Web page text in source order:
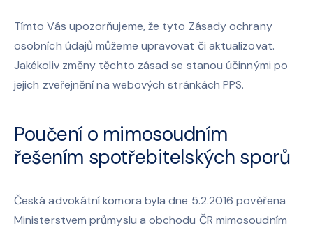
Tímto Vás upozorňujeme, že tyto Zásady ochrany
osobních údajů můžeme upravovat či aktualizovat.
Jakékoliv změny těchto zásad se stanou účinnými po
jejich zveřejnění na webových stránkách PPS.
Poučení o mimosoudním
řešením spotřebitelských sporů
Česká advokátní komora byla dne 5.2.2016 pověřena
Ministerstvem průmyslu a obchodu ČR mimosoudním